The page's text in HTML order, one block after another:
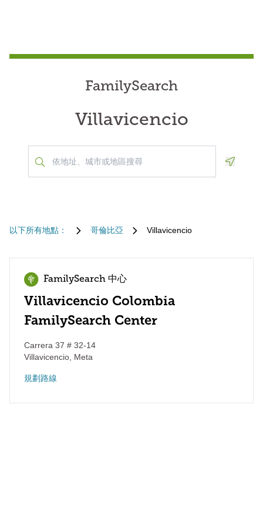
FamilySearch
Villavicencio
以下所有地點： 哥倫比亞 Villavicencio
FamilySearch 中心
Villavicencio Colombia
FamilySearch Center
Carrera 37 # 32-14
Villavicencio Meta
規劃路線